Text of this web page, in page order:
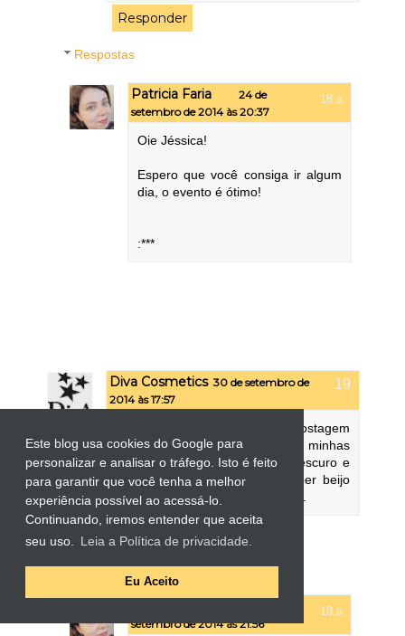
Este blog usa cookies do Google para
personalizar e analisar o tráfego. Isto é feito
para garantir que você tenha a melhor
experiência possível ao acessá-lo.
Continuando, iremos entender que aceita
seu uso.
Leia a Política de privacidade.
Eu Aceito
Responder
Respostas
Patricia Faria
24 de
setembro de 2014 às 20:37
Oie Jéssica!
Espero que você consiga ir algum
dia, o evento é ótimo!
:***
Diva Cosmetics 30 de setembro de
2014 às 17:57
Olá Patricia Adorei as fotos a postagem
ficou incrível e os esmaltes nas minhas
unhas são o Lídia o azul mais escuro e
o Carol o azul mais claro....super beijo
essa vai pro blog da Diva hein ....
Respostas
setembro de 2014 às 21:56